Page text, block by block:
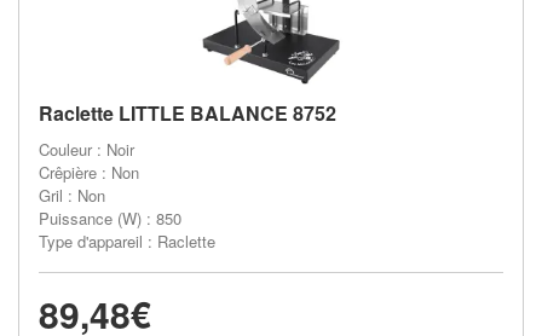
Raclette LITTLE BALANCE 8752
Couleur : Noir
Crêpière : Non
Gril : Non
Puissance (W) : 850
Type d'appareil : Raclette
89,48€